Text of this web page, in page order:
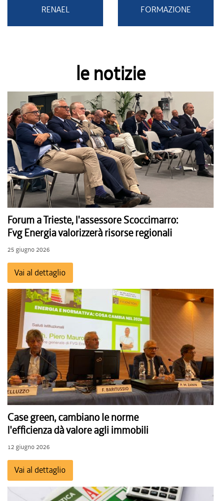
RENAEL FORMAZIONE
le notizie
Forum a Trieste, l'assessore Scoccimarro:
Fvg Energia valorizzerà risorse regionali
25 giugno 2026
Vai al dettaglio
Case green, cambiano le norme
l'efficienza dà valore agli immobili
12 giugno 2026
Vai al dettaglio